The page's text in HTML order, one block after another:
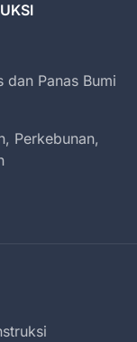
dan Panas Bumi
Perkebunan,